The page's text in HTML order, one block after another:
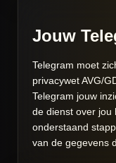
Jouw
Telegram moet
privacywet AVG/
Telegram jouw
de dienst over jou
onderstaand
van de gegevens